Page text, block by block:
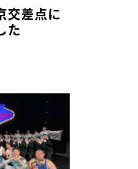
交差点に
た